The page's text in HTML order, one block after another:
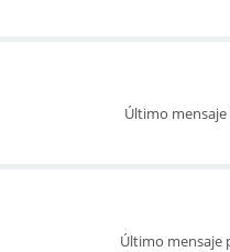
Último
Último mensaje